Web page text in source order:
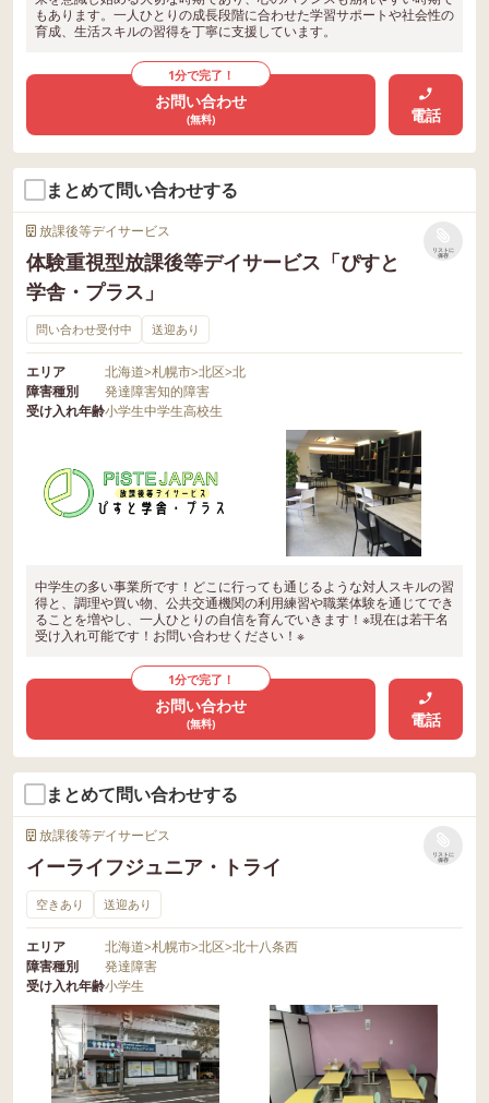
もあります。一人ひとりの成長段階に合わせた学習サポートや社会性の
育成、生活スキルの習得を丁寧に支援しています。
1分で完了！
お問い合わせ
(無料) 電話
まとめて問い合わせする
放課後等デイサービス
体験重視型放課後等デイサービス「ぴすと
学舎・プラス」
リストに
保存
問い合わせ受付中 送迎あり
エリア 北海道>札幌市>北区>北
障害種別
発達障害知的障害
受け入れ年齢小学生中学生高校生
中学生の多い事業所です！どこに行っても通じるような対人スキルの習
得と、調理や買い物、公共交通機関の利用練習や職業体験を通じてでき
ることを増やし、一人ひとりの自信を育んでいきます！※現在は若干名
受け入れ可能です！お問い合わせください！※
1分で完了！
お問い合わせ
(無料) 電話
まとめて問い合わせする
放課後等デイサービス
イーライフジュニア・トライ
リストに
保存
空きあり 送迎あり
エリア 北海道>札幌市>北区>北十八条西
障害種別
発達障害
受け入れ年齢小学生